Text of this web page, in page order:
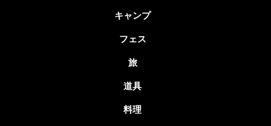
キャンプ
フェス
旅
道具
料理